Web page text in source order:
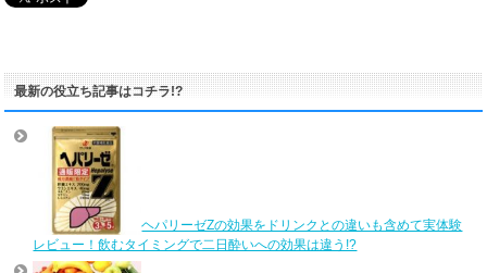
最新の役立ち記事はコチラ!?
ヘパリーゼZの効果をドリンクとの違いも含めて実体験
レビュー！飲むタイミングで二日酔いへの効果は違う!?